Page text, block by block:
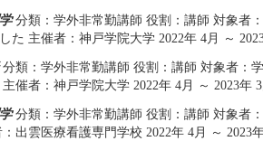
分類：学外非常勤講師 役割：講師 対象者
た 主催者：神戸学院大学 2022年 4月 ～
分類：学外非常勤講師 役割：講師 対象者：
催者：神戸学院大学 2022年 4月 ～ 2023年
分類：学外非常勤講師 役割：講師 対象者
出雲医療看護専門学校 2022年 4月 ～ 2023